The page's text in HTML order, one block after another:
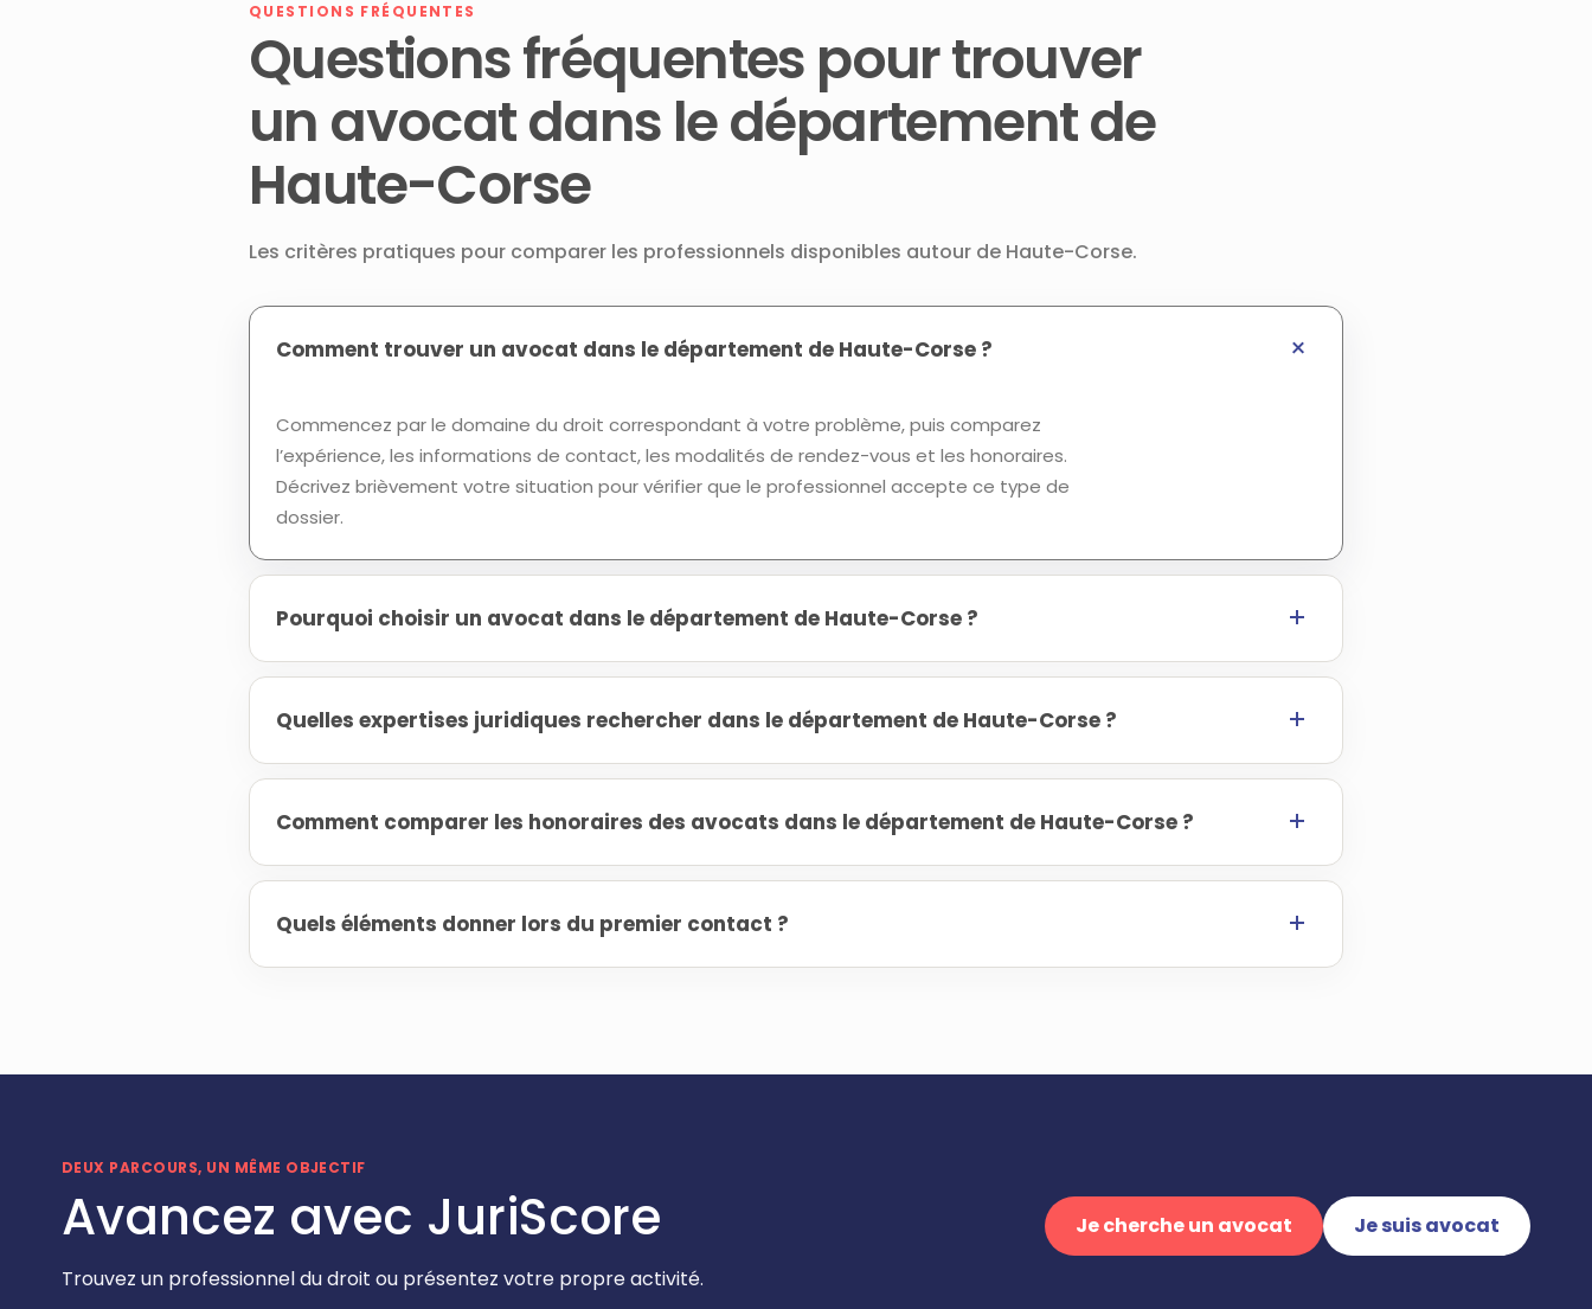
QUESTIONS FRÉQUENTES
Questions fréquentes pour trouver
un avocat dans le département de
Haute-Corse
Les critères pratiques pour comparer les professionnels disponibles autour de Haute-Corse.
Comment trouver un avocat dans le département de Haute-Corse ?
Commencez par le domaine du droit correspondant à votre problème, puis comparez
l’expérience, les informations de contact, les modalités de rendez-vous et les honoraires.
Décrivez brièvement votre situation pour vérifier que le professionnel accepte ce type de
dossier.
Pourquoi choisir un avocat dans le département de Haute-Corse ?
Quelles expertises juridiques rechercher dans le département de Haute-Corse ?
Comment comparer les honoraires des avocats dans le département de Haute-Corse ?
Quels éléments donner lors du premier contact ?
DEUX PARCOURS, UN MÊME OBJECTIF
Avancez avec JuriScore
Trouvez un professionnel du droit ou présentez votre propre activité.
Je cherche un avocat Je suis avocat